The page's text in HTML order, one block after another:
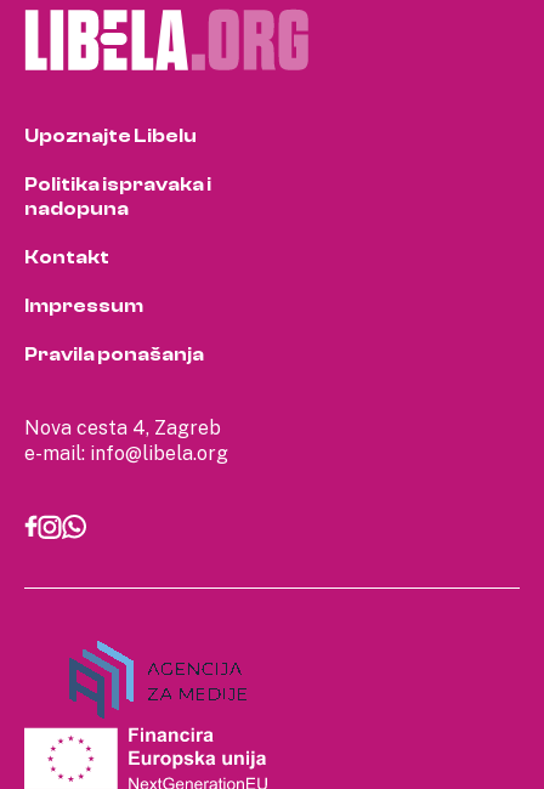
Nova cesta 4, Zagreb
e-mail: info@libela.org
Upoznajte Libelu
Politika ispravaka i
nadopuna
Kontakt
Impressum
Pravila ponašanja